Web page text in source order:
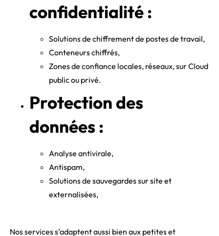
confidentialité :
Solutions de chiffrement de postes de travail,
Conteneurs chiffrés,
Zones de confiance locales, réseaux, sur Cloud
public ou privé.
Protection des
données :
Analyse antivirale,
Antispam,
Solutions de sauvegardes sur site et
externalisées,
Nos services s’adaptent aussi bien aux petites et